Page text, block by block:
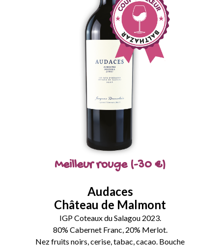
Meilleur rouge (-30 €)
Audaces
Château de Malmont
IGP Coteaux du Salagou 2023.
80% Cabernet Franc, 20% Merlot.
Nez fruits noirs, cerise, tabac, cacao. Bouche